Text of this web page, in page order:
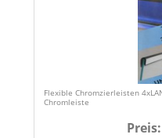
Flexible Chromzierleisten
Chromleiste
Preis: